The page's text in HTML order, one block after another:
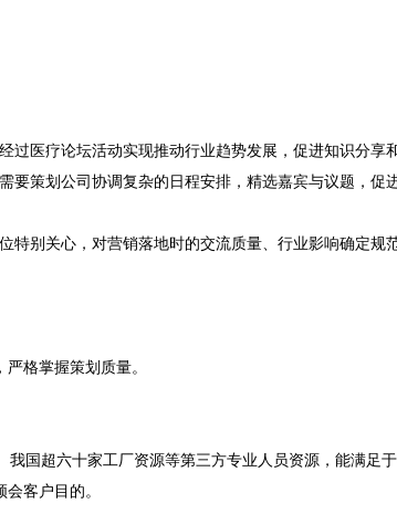
医疗论坛活动实现推动行业趋势发展，促进知识分享
策划公司协调复杂的日程安排，精选嘉宾与议题，促
特别关心，对营销落地时的交流质量、行业影响确定规
格掌握策划质量。
国超六十家工厂资源等第三方专业人员资源，能满足于
客户目的。